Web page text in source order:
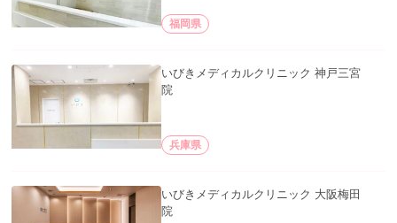
福岡県
いびきメディカルクリニック 神戸三宮
院
兵庫県
いびきメディカルクリニック 大阪梅田
院